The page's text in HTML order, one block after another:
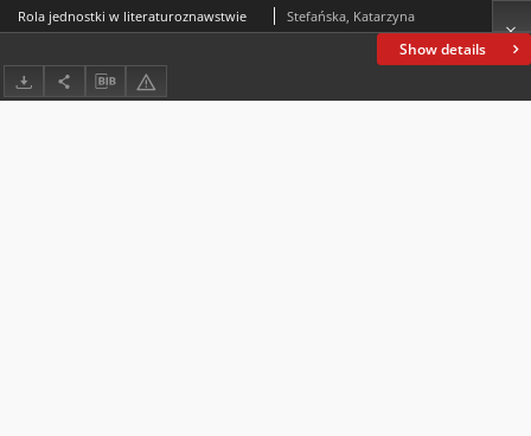
Show details
Rola jednostki w literaturoznawstwie Stefańska, Katarzyna